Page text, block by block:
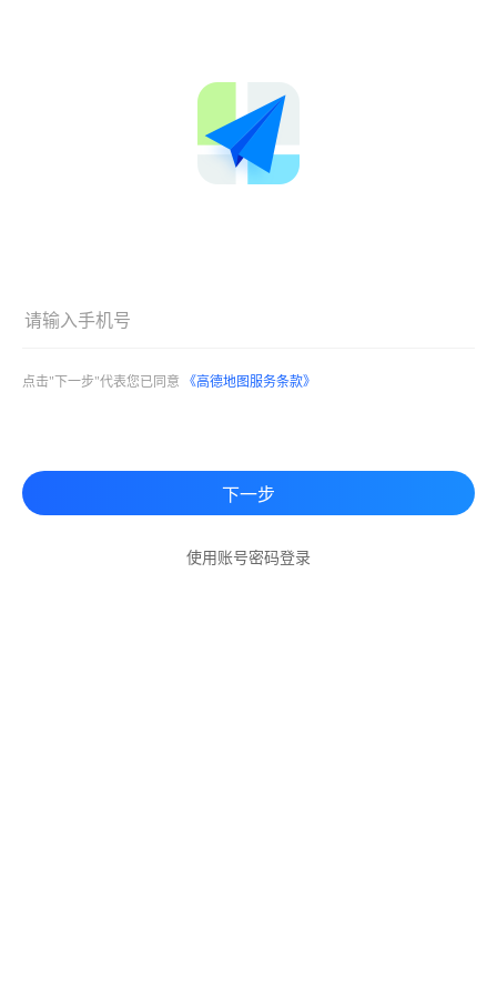
点击"下一步"代表您已同意 《高德地图服务条款》
下一步
使用账号密码登录